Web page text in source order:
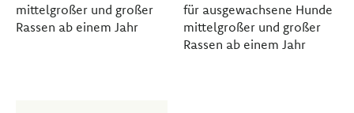
mittelgroßer und großer
Rassen ab einem Jahr
für ausgewachsene Hunde
mittelgroßer und großer
Rassen ab einem Jahr